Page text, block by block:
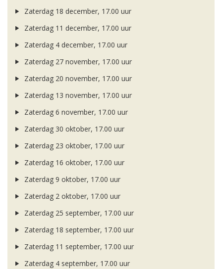
Zaterdag 18 december, 17.00 uur
Zaterdag 11 december, 17.00 uur
Zaterdag 4 december, 17.00 uur
Zaterdag 27 november, 17.00 uur
Zaterdag 20 november, 17.00 uur
Zaterdag 13 november, 17.00 uur
Zaterdag 6 november, 17.00 uur
Zaterdag 30 oktober, 17.00 uur
Zaterdag 23 oktober, 17.00 uur
Zaterdag 16 oktober, 17.00 uur
Zaterdag 9 oktober, 17.00 uur
Zaterdag 2 oktober, 17.00 uur
Zaterdag 25 september, 17.00 uur
Zaterdag 18 september, 17.00 uur
Zaterdag 11 september, 17.00 uur
Zaterdag 4 september, 17.00 uur